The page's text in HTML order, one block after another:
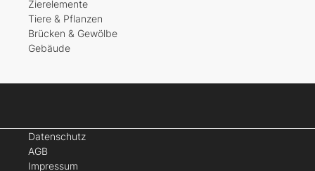
Zierelemente
Tiere & Pflanzen
Brücken & Gewölbe
Gebäude
Datenschutz
AGB
Impressum